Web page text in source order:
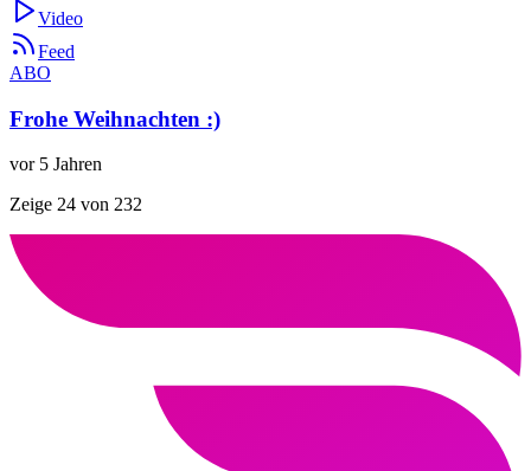
Video
Feed
ABO
Frohe Weihnachten :)
vor 5 Jahren
Zeige 24 von 232